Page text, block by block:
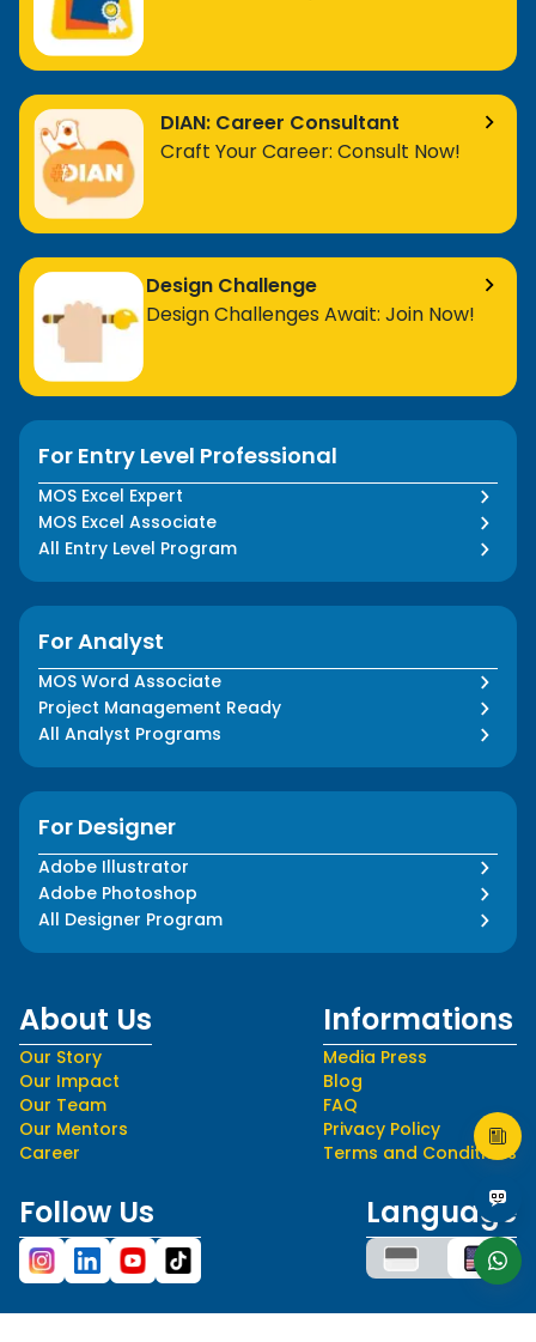
DIAN: Career Consultant
Craft Your Career: Consult Now!
Design Challenge
Design Challenges Await: Join Now!
For Entry Level Professional
MOS Excel Expert
MOS Excel Associate
All Entry Level Program
For Analyst
MOS Word Associate
Project Management Ready
All Analyst Programs
For Designer
Adobe Illustrator
Adobe Photoshop
All Designer Program
About Us
Our Story
Our Impact
Our Team
Our Mentors
Career
Informations
Media Press
Blog
FAQ
Privacy Policy
Terms and Conditions
Follow Us Language